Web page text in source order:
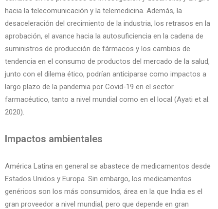
hacia la telecomunicación y la telemedicina. Además, la
desaceleración del crecimiento de la industria, los retrasos en la
aprobación, el avance hacia la autosuficiencia en la cadena de
suministros de producción de fármacos y los cambios de
tendencia en el consumo de productos del mercado de la salud,
junto con el dilema ético, podrían anticiparse como impactos a
largo plazo de la pandemia por Covid-19 en el sector
farmacéutico, tanto a nivel mundial como en el local (Ayati et al.
2020).
Impactos ambientales
América Latina en general se abastece de medicamentos desde
Estados Unidos y Europa. Sin embargo, los medicamentos
genéricos son los más consumidos, área en la que India es el
gran proveedor a nivel mundial, pero que depende en gran